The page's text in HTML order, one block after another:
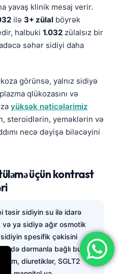
yavaş klinik mesaj verir.
ilə 3+ zülal böyrək
halbuki 1.032 zülalsız bir
səhər sidiyi daha
görünsə, yalnız sidiyə
qlükozasını və
yüksək nəticələrimiz
steroidlərin, yeməklərin və
necə dəyişə biləcəyini
üçün kontrast
təsir sidiyin su ilə idarə
və ya sidiyə ağır osmotik
spesifik çəkisini
dərmanla bağlı bu
diuretiklər, SGLT2